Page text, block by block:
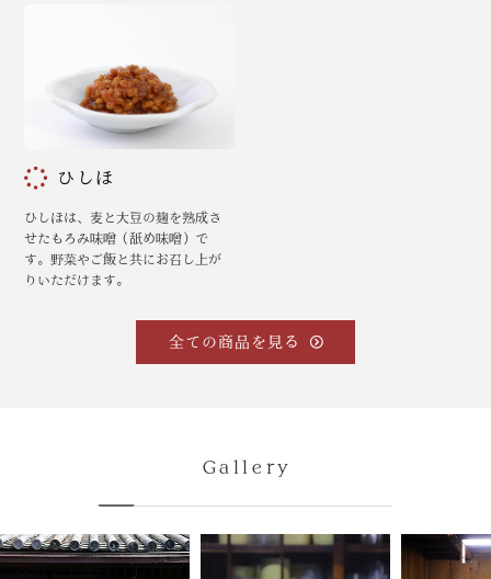
ひしほ
ひしほは、麦と大豆の麹を熟成さ
せたもろみ味噌（舐め味噌）で
す。野菜やご飯と共にお召し上が
りいただけます。
全ての商品を見る
Gallery